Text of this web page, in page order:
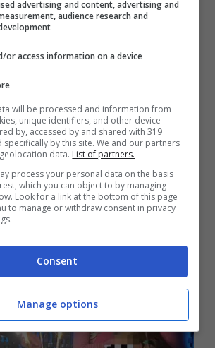
più felici di essere lì e di
insieme
advertising and content, advertising and
audience research and
or access information on a device
will be processed and information from
unique identifiers, and other device
by, accessed by and shared with 319
specifically by this site. We and our partners
data. List of partners.
process your personal data on the basis
which you can object to by managing
Look for a link at the bottom of this page
to manage or withdraw consent in privacy
Consent
Manage options